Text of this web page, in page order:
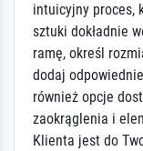
intuicyjny proces,
sztuki dokładnie
ramę, określ
dodaj
również opcje
zaokrąglenia i
Klienta jest do